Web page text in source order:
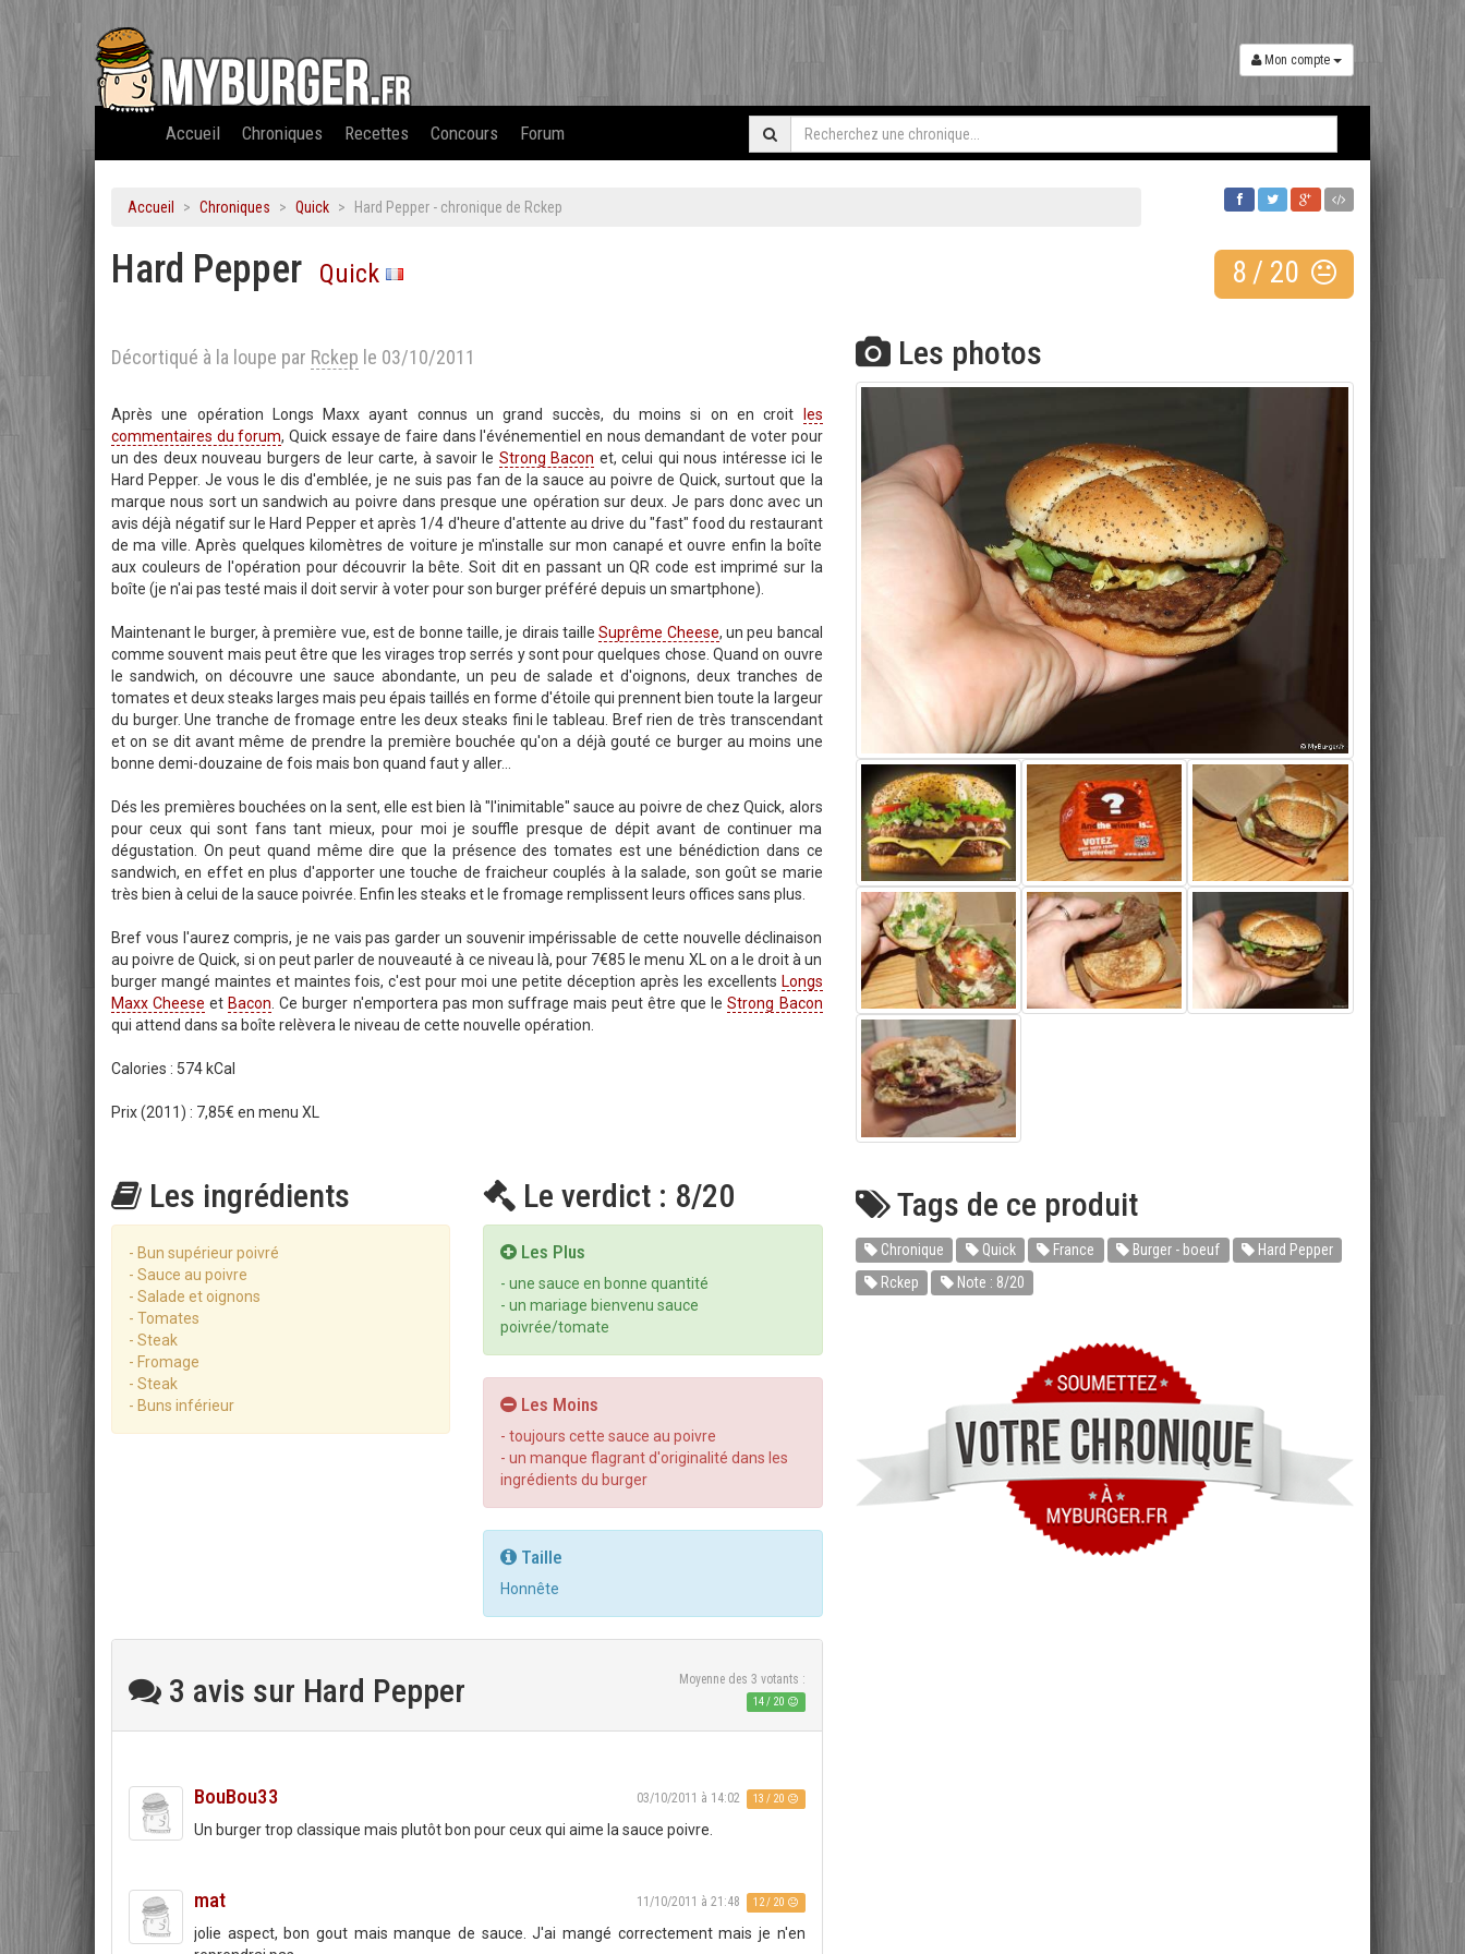
Mon compte
Accueil Chroniques Recettes Concours Forum
Accueil Chroniques Quick Hard Pepper - chronique de Rckep
Hard Pepper Quick 8/ 20
Décortiqué à la loupe par Rckep le 03/10/2011
Après une opération Longs Maxx ayant connus un grand succès, du moins si on en croit
les
commentaires du forum, Quick essaye de faire dans l'événementiel en nous demandant de voter pour
un des deux nouveau burgers de leur carte, à savoir le Strong Bacon et, celui qui nous intéresse ici le
Hard Pepper. Je vous le dis d'emblée, je ne suis pas fan de la sauce au poivre de Quick, surtout que la
marque nous sort un sandwich au poivre dans presque une opération sur deux. Je pars donc avec un
avis déjà négatif sur le Hard Pepper et après 1/4 d'heure d'attente au drive du "fast" food du restaurant
de ma ville. Après quelques kilomètres de voiture je m'installe sur mon canapé et ouvre enfin la boîte
aux couleurs de l'opération pour découvrir la bête. Soit dit en passant un QR code est imprimé sur la
boîte (je n'ai pas testé mais il doit servir à voter pour son burger préféré depuis un smartphone).
Maintenant le burger, à première vue, est de bonne taille, je dirais tailleSuprême Cheese, un peu bancal
comme souvent mais peut être que les virages trop serrés y sont pour quelques chose. Quand on ouvre
le sandwich, on découvre une sauce abondante, un peu de salade et d'oignons, deux tranches de
tomates et deux steaks larges mais peu épais taillés en forme d'étoile qui prennent bien toute la largeur
du burger. Une tranche de fromage entre les deux steaks fini le tableau. Bref rien de très transcendant
et on se dit avant même de prendre la première bouchée qu'on a déjà gouté ce burger au moins une
bonne demi-douzaine de fois mais bon quand faut y aller...
Dés les premières bouchées on la sent, elle est bien là "l'inimitable" sauce au poivre de chez Quick, alors
pour ceux qui sont fans tant mieux, pour moi je souffle presque de dépit avant de continuer ma
dégustation. On peut quand même dire que la présence des tomates est une bénédiction dans ce
sandwich, en effet en plus d'apporter une touche de fraicheur couplés à la salade, son goût se marie
très bien à celui de la sauce poivrée. Enfin les steaks et le fromage remplissent leurs offices sans plus.
Bref vous l'aurez compris, je ne vais pas garder un souvenir impérissable de cette nouvelle déclinaison
au poivre de Quick, si on peut parler de nouveauté à ce niveau là, pour 7€85 le menu XL on a le droit à un
burger mangé maintes et maintes fois, c'est pour moi une petite déception après les excellents Longs
Maxx Cheese et Bacon . Ce burger n'emportera pas mon suffrage mais peut être que leStrong Bacon
qui attend dans sa boîte relèvera le niveau de cette nouvelle opération.
Calories : 574 kCal
Prix (2011) : 7,85€ en menu XL
Les ingrédients
- Bun supérieur poivré
- Sauce au poivre
- Salade et oignons
- Tomates
- Steak
- Fromage
- Steak
- Buns inférieur
Le verdict : 8/20
Les Plus
- une sauce en bonne quantité
- un mariage bienvenu sauce
poivrée/tomate
Les Moins
- toujours cette sauce au poivre
- un manque flagrant d'originalité dans les
ingrédients du burger
Taille
Honnête
3 avis sur Hard Pepper Moyenne des 3 votants :
14/ 20
BouBou33 03/10/2011 à 14:02 13 / 20
Un burger trop classique mais plutôt bon pour ceux qui aime la sauce poivre.
mat 11/10/2011 à 21:48 12 / 20
jolie aspect, bon gout mais manque de sauce. J'ai mangé correctement mais je n'en
Les photos
Tags de ce produit
Chronique Quick France Burger - boeuf
Hard Pepper
Rckep
Note : 8/20